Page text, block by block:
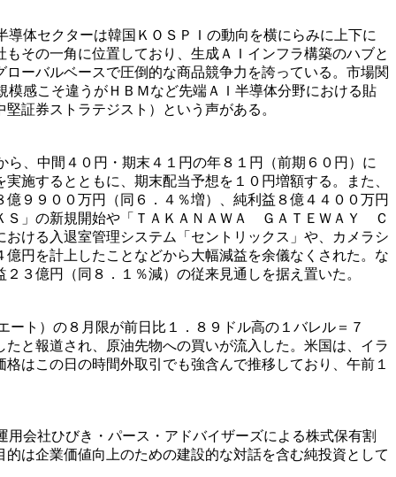
体セクターは韓国ＫＯＳＰＩの動向を横にらみに上下に
その一角に位置しており、生成ＡＩインフラ構築のハブと
ーバルベースで圧倒的な商品競争力を誇っている。市場関
感こそ違うがＨＢＭなど先端ＡＩ半導体分野における貼
証券ストラテジスト）という声がある。
、中間４０円・期末４１円の年８１円（前期６０円）に
施するとともに、期末配当予想を１０円増額する。また、
９９００万円（同６．４％増）、純利益８億４４００万円
Ｓ」の新規開始や「ＴＡＫＡＮＡＷＡ ＧＡＴＥＷＡＹ Ｃ
ける入退室管理システム「セントリックス」や、カメラシ
円を計上したことなどから大幅減益を余儀なくされた。な
３億円（同８．１％減）の従来見通しを据え置いた。
ト）の８月限が前日比１．８９ドル高の１バレル＝７
と報道され、原油先物への買いが流入した。米国は、イラ
はこの日の時間外取引でも強含んで推移しており、午前１
会社ひびき・パース・アドバイザーズによる株式保有割
は企業価値向上のための建設的な対話を含む純投資として